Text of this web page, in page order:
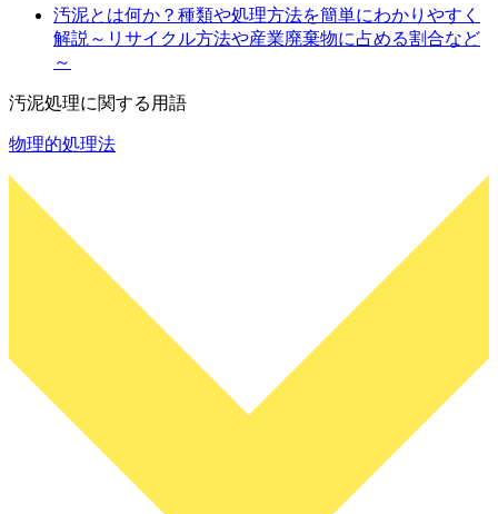
汚泥とは何か？種類や処理方法を簡単にわかりやすく
解説～リサイクル方法や産業廃棄物に占める割合など
～
汚泥処理に関する用語
物理的処理法